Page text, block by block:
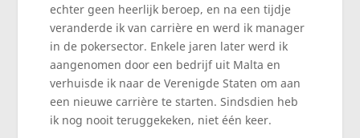
echter geen heerlijk beroep, en na een tijdje
veranderde ik van carrière en werd ik manager
in de pokersector. Enkele jaren later werd ik
aangenomen door een bedrijf uit Malta en
verhuisde ik naar de Verenigde Staten om aan
een nieuwe carrière te starten. Sindsdien heb
ik nog nooit teruggekeken, niet één keer.